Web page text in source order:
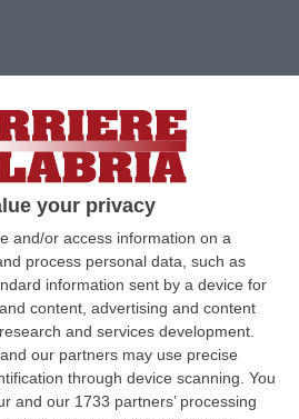
your privacy
and/or access information on a
process personal data, such as
information sent by a device for
content, advertising and content
and services development.
our partners may use precise
through device scanning. You
and our 1733 partners’ processing
della Calabria” su Google News
Il ministero dell’Interno
compresa tra il 15
prossimi,la
elezioni nei comuni di
Scilla, Marina di
Porto Salvo e San